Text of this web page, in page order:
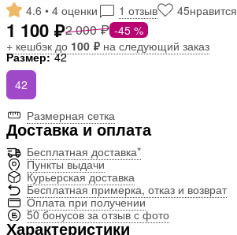
4.6 • 4 оценки 1 отзыв 45нравится
2 000 ₽ -45 %
1 100 ₽
+ кешбэк до 100 ₽ на следующий заказ
Размер: 42
42
Размерная сетка
Доставка и оплата
Бесплатная доставка*
Пункты выдачи
Курьерская доставка
Бесплатная примерка, отказ и возврат
Оплата при получении
50 бонусов за отзыв с фото
Характеристики